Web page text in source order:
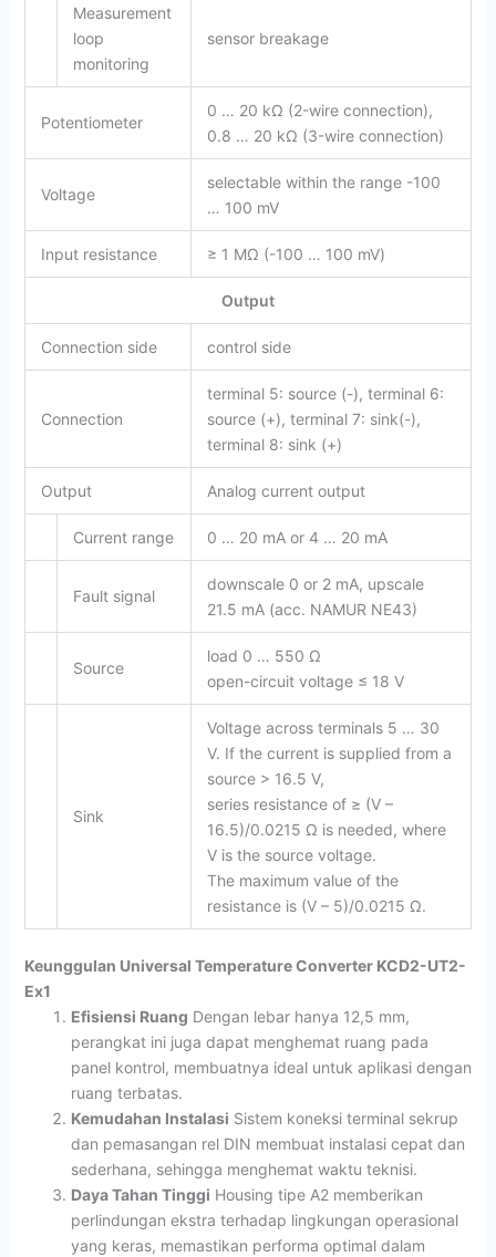
Measurement
loop
monitoring
sensor breakage
Potentiometer
0 … 20 kΩ (2-wire connection),
0.8 … 20 kΩ (3-wire connection)
Voltage
selectable within the range -100
… 100 mV
Input resistance ≥ 1 MΩ (-100 … 100 mV)
Output
Connection side control side
Connection
terminal 5: source (-), terminal 6:
source (+), terminal 7: sink(-),
terminal 8: sink (+)
Output Analog current output
Current range 0 … 20 mA or 4 … 20 mA
Fault signal
downscale 0 or 2 mA, upscale
21.5 mA (acc. NAMUR NE43)
Source
load 0 … 550 Ω
open-circuit voltage ≤ 18 V
Sink
Voltage across terminals 5 … 30
V. If the current is supplied from a
source > 16.5 V,
series resistance of ≥ (V –
16.5)/0.0215 Ω is needed, where
V is the source voltage.
The maximum value of the
resistance is (V – 5)/0.0215 Ω.
Keunggulan Universal Temperature Converter KCD2-UT2-
Ex1
Efisiensi Ruang Dengan lebar hanya 12,5 mm,
perangkat ini juga dapat menghemat ruang pada
panel kontrol, membuatnya ideal untuk aplikasi dengan
ruang terbatas.
Kemudahan Instalasi Sistem koneksi terminal sekrup
dan pemasangan rel DIN membuat instalasi cepat dan
sederhana, sehingga menghemat waktu teknisi.
Daya Tahan Tinggi Housing tipe A2 memberikan
perlindungan ekstra terhadap lingkungan operasional
yang keras, memastikan performa optimal dalam